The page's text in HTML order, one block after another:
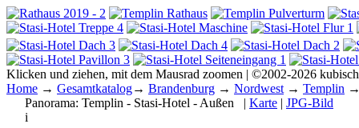
Klicken und ziehen, mit dem Mausrad zoomen | ©2002-2026
Home → Gesamtkatalog→ Brandenburg → Nordwest → Templin
Panorama: Templin - Stasi-Hotel - Außen | Karte | JPG-Bild
i